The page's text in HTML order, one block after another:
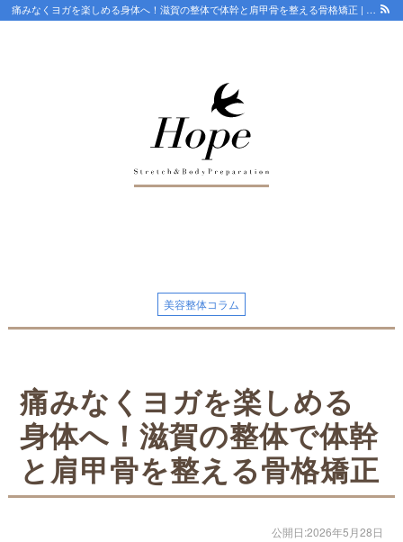
痛みなくヨガを楽しめる身体へ！滋賀の整体で体幹と肩甲骨を整える骨格矯正 | 滋賀 守山市整体HOPE【18年/口コミ4.8】骨盤から根本改善 ストレッチで優しく 守山で人気・おすすめ整体院
美容整体コラム
痛みなくヨガを楽しめる
身体へ！滋賀の整体で体幹
と肩甲骨を整える骨格矯正
公開日:2026年5月28日
オンライン問診
ストレッチ整体
体幹トレーニング